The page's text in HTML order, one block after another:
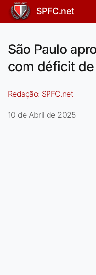
SPFC.net
São Paulo
com déficit
Redação: SPFC.net
10 de Abril de 2025